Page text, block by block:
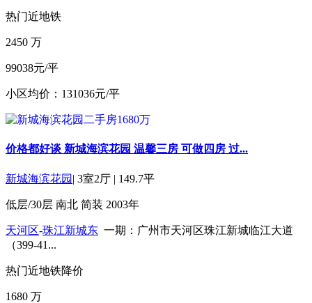
热门近地铁
2450 万
99038元/平
小区均价：131036元/平
价格都好谈 新城海滨花园 温馨三房 可做四房 过...
新城海滨花园 | 3室2厅 | 149.7平
低层/30层 南北 简装 2003年
天河区-珠江新城东 一期：广州市天河区珠江新城临江大道
（399-41...
热门近地铁降价
1680 万